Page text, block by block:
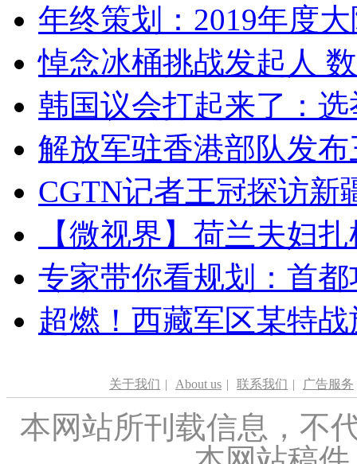
年终策划：2019年度
悼念冰桶挑战发起人
韩国议会打起来了：
解放军驻香港部队发
CGTN记者王冠探访新
【微视界】荷兰夫妇
专家带你看规划：首
超燃！西藏军区某特
关于我们 | About us | 联系我们 | 广告服务
本网站所刊载信息，不